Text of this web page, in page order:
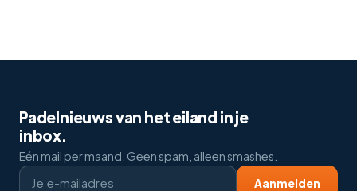
Padelnieuws van het eiland in je
inbox.
Eén mail per maand. Geen spam, alleen smashes.
Aanmelden